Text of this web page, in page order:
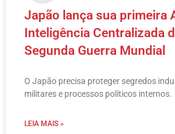
Japão lança sua primeira
Inteligência Centralizada
Segunda Guerra Mundial
O Japão precisa proteger segredos
militares e processos políticos internos.
LEIA MAIS »